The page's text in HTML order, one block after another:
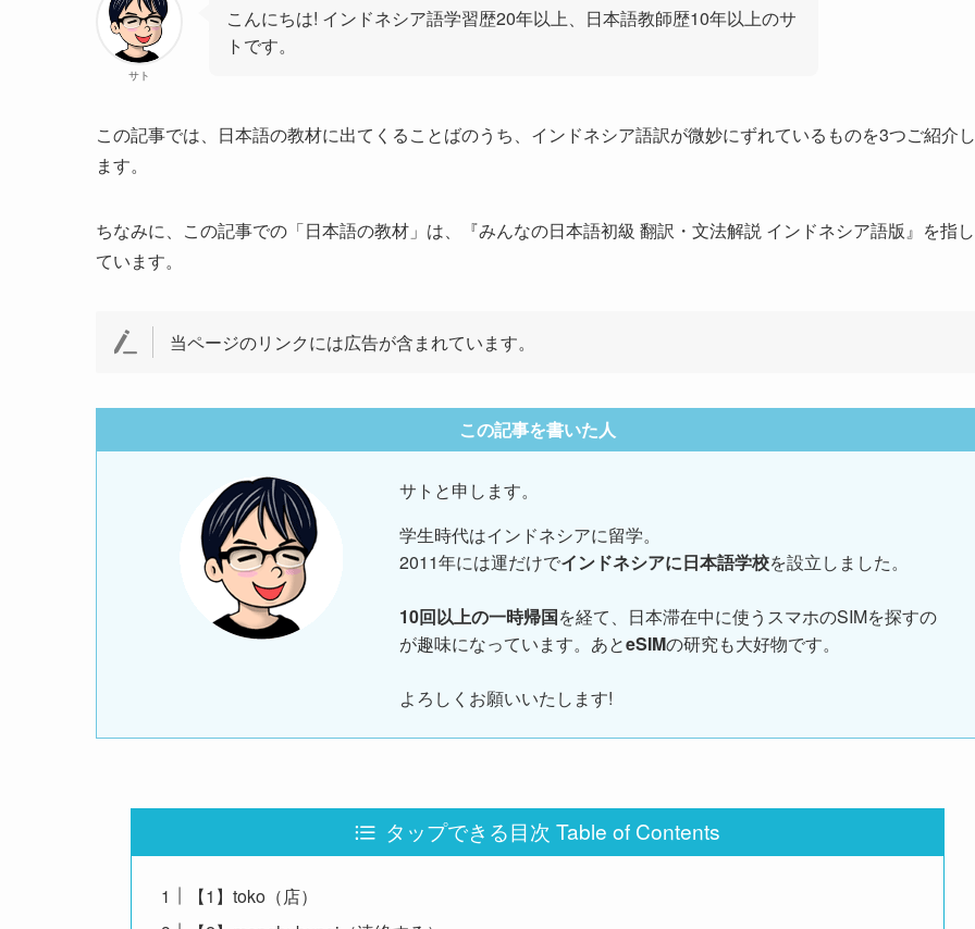
サト
こんにちは! インドネシア語学習歴20年以上、日本語教師歴10年以上のサ
トです。
この記事では、日本語の教材に出てくることばのうち、インドネシア語訳が微妙にずれているものを3つご紹介し
ます。
ちなみに、この記事での「日本語の教材」は、『みんなの日本語初級 翻訳・文法解説 インドネシア語版』を指し
ています。
当ページのリンクには広告が含まれています。
この記事を書いた人
サトと申します。
学生時代はインドネシアに留学。
2011年には運だけでインドネシアに日本語学校を設立しました。
10回以上の一時帰国を経て、日本滞在中に使うスマホのSIMを探すの
が趣味になっています。あとeSIMの研究も大好物です。
よろしくお願いいたします!
タップできる目次 Table of Contents
【1】toko（店）